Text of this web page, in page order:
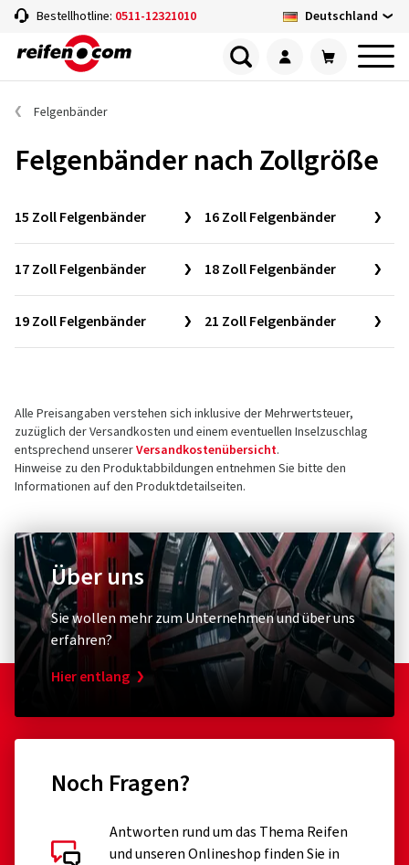
Bestellhotline: 0511-12321010 Deutschland
Felgenbänder
Felgenbänder nach Zollgröße
15 Zoll Felgenbänder 16 Zoll Felgenbänder
17 Zoll Felgenbänder 18 Zoll Felgenbänder
19 Zoll Felgenbänder 21 Zoll Felgenbänder
Alle Preisangaben verstehen sich inklusive der Mehrwertsteuer,
zuzüglich der Versandkosten und einem eventuellen Inselzuschlag
entsprechend unsererVersandkostenübersicht.
Hinweise zu den Produktabbildungen entnehmen Sie bitte den
Informationen auf den Produktdetailseiten.
Über uns
Sie wollen mehr zum Unternehmen und über uns
erfahren?
Hier entlang
Noch Fragen?
Antworten rund um das Thema Reifen
und unseren Onlineshop finden Sie in